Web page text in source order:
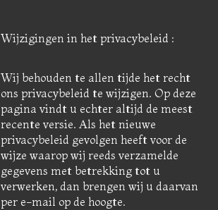
Wijzigingen in het privacybeleid :
Wij behouden te allen tijde het recht
ons privacybeleid te wijzigen. Op deze
pagina vindt u echter altijd de meest
recente versie. Als het nieuwe
privacybeleid gevolgen heeft voor de
wijze waarop wij reeds verzamelde
gegevens met betrekking tot u
verwerken, dan brengen wij u daarvan
per e-mail op de hoogte.